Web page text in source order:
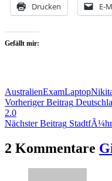
Drucken E-
Gefällt mir:
AustralienExamLaptop
Vorheriger Beitrag
2.0
Nächster Beitrag
2 Kommentare